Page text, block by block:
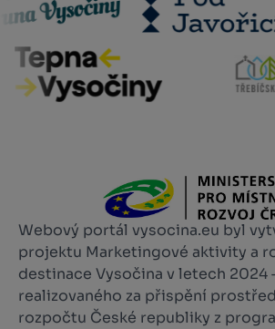
Webový portál vysocina.eu byl
projektu Marketingové aktivity a
destinace Vysočina v letech 2024
realizovaného za přispění
rozpočtu České republiky z